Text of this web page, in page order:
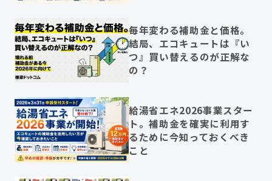
毎年変わる補助金と価格。
結局、エコキュートは『い
つ』買い替えるのが正解な
の？
給湯省エネ2026事業スター
ト。補助金を確実に利用す
るために今知っておくべき
こと